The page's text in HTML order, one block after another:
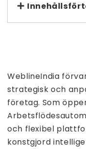
WeblineIndia
strategisk och
företag. Som
och flexibel
konstgjord